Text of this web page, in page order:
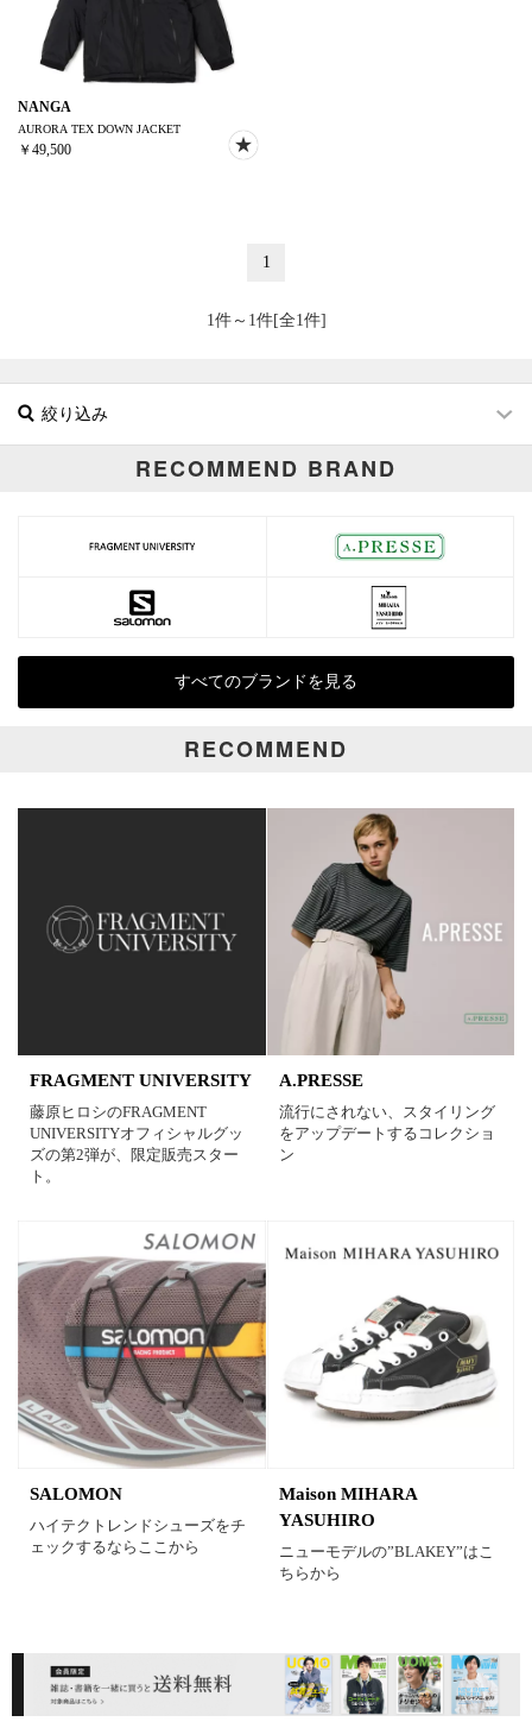
NANGA
AURORA TEX DOWN JACKET
￥49,500
1
1件～1件[全1件]
絞り込み
ジャケット All
全て 通常商品
予約品
新着
ラスト1 受注生産
在庫あり
ホワイト ブラック グレー
ベージュ ブラウン オレンジ
イエロー レッド ピンク
パープル グリーン ブルー
ゴールド シルバー マルチ
RECOMMEND BRAND
すべてのブランドを見る
RECOMMEND
FRAGMENT UNIVERSITY
藤原ヒロシのFRAGMENT
UNIVERSITYオフィシャルグッ
ズの第2弾が、限定販売スター
ト。
A.PRESSE
流行にされない、スタイリング
をアップデートするコレクショ
ン
SALOMON
ハイテクトレンドシューズをチ
ェックするならここから
Maison MIHARA
YASUHIRO
ニューモデルの”BLAKEY”はこ
ちらから